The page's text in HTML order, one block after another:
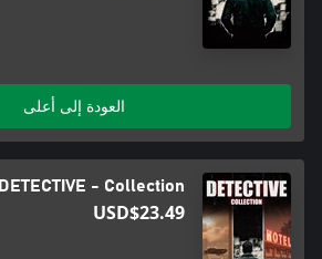
العودة إلى أعلى
DETECTIVE - Collection
USD$23.49